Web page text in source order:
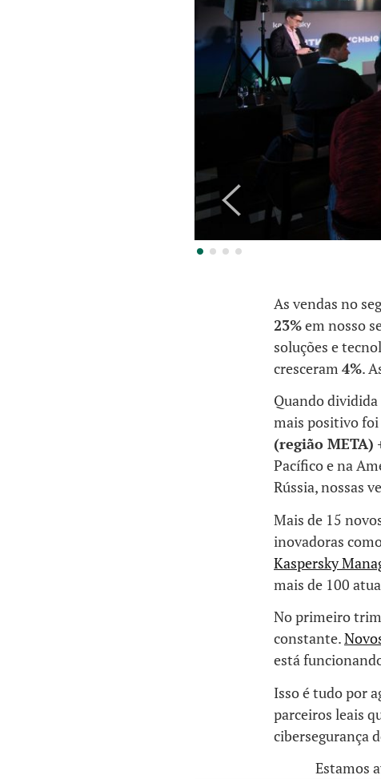
As vendas no
23%em nosso
soluções e
cresceram 4%.
Quando dividida
mais positivo
(região META)
Pacífico e na
Rússia, nossas
Mais de 15
inovadoras
Kaspersky
mais de 100
No primeiro
constante.
está
Isso é tudo por
parceiros leais
cibersegurança
Estamos